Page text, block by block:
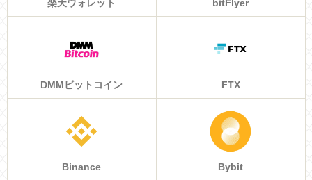
楽天ウォレット bitFlyer
DMMビットコイン FTX
Binance Bybit